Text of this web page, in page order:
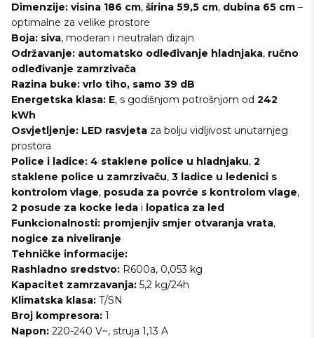
Dimenzije: visina 186 cm, širina 59,5 cm, dubina 65 cm –
optimalne za velike prostore
Boja: siva, moderan i neutralan dizajn
Održavanje: automatsko odleđivanje hladnjaka, ručno
odleđivanje zamrzivača
Razina buke: vrlo tiho, samo 39 dB
Energetska klasa: E, s godišnjom potrošnjom od 242
kWh
Osvjetljenje: LED rasvjeta za bolju vidljivost unutarnjeg
prostora
Police i ladice: 4 staklene police u hladnjaku, 2
staklene police u zamrzivaču, 3 ladice u ledenici s
kontrolom vlage, posuda za povrće s kontrolom vlage,
2 posude za kocke leda i lopatica za led
Funkcionalnosti: promjenjiv smjer otvaranja vrata,
nogice za niveliranje
Tehničke informacije:
Rashladno sredstvo: R600a, 0,053 kg
Kapacitet zamrzavanja: 5,2 kg/24h
Klimatska klasa: T/SN
Broj kompresora: 1
Napon: 220-240 V~, struja 1,13 A